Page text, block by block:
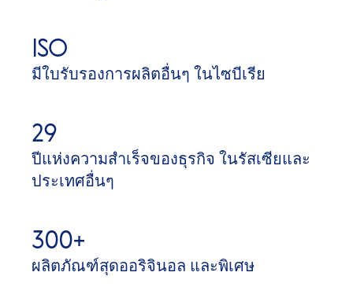
ISO
มีใบรับรองการผลิตอื่นๆ ในไซบีเรีย
29
ปีแห่งความสำเร็จของธุรกิจ ในรัสเซียและ
ประเทศอื่นๆ
300+
ผลิตภัณฑ์สุดออริจินอล และพิเศษ